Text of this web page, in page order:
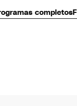
completos